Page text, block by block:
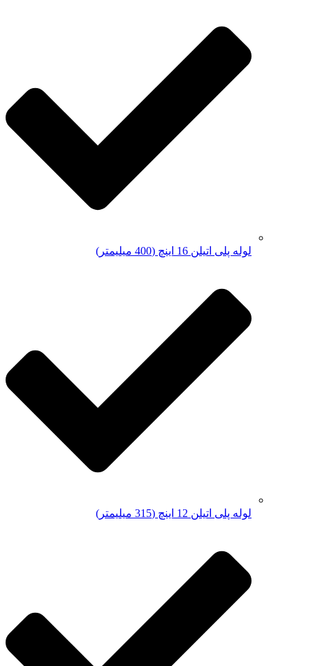
لوله پلی اتیلن 16 اینچ (400 میلیمتر)
لوله پلی اتیلن 12 اینچ (315 میلیمتر)